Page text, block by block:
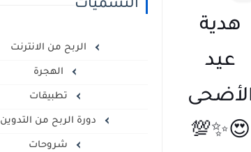
هدية
عيد
😍✨💯
التسميات
الربح من الانترنت
الهجرة
تطبيقات
دورة الربح من التدوين
شروحات